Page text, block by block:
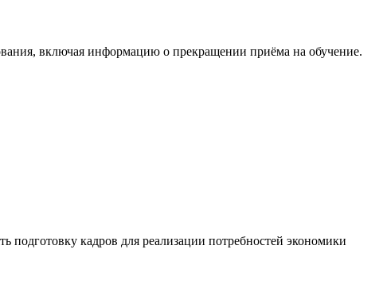
включая информацию о прекращении приёма на обучение.
кадров для реализации потребностей экономики